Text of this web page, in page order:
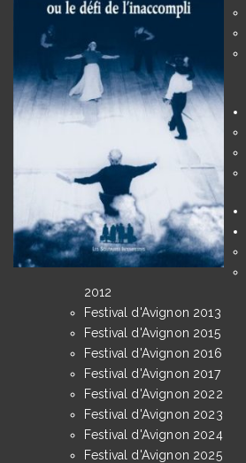
2012
Festival d'Avignon 2013
Festival d'Avignon 2015
Festival d'Avignon 2016
Festival d'Avignon 2017
Festival d'Avignon 2022
Festival d'Avignon 2023
Festival d'Avignon 2024
Festival d'Avignon 2025